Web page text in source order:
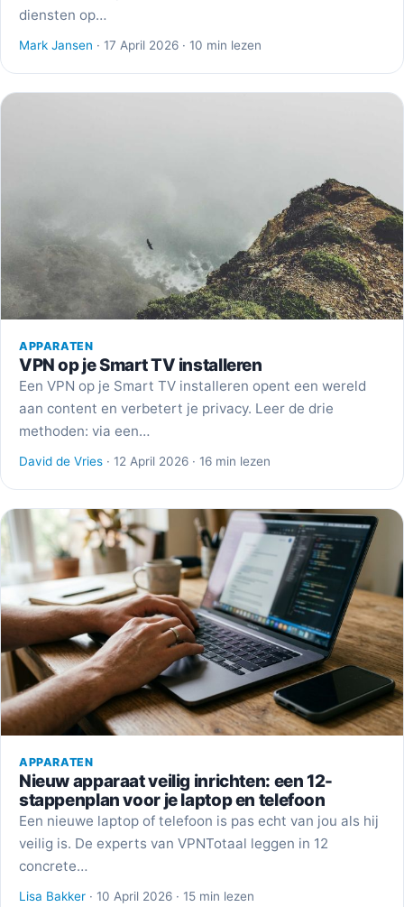
diensten op…
Mark Jansen · 17 April 2026 · 10 min lezen
APPARATEN
VPN op je Smart TV installeren
Een VPN op je Smart TV installeren opent een wereld
aan content en verbetert je privacy. Leer de drie
methoden: via een…
David de Vries · 12 April 2026 · 16 min lezen
APPARATEN
Nieuw apparaat veilig inrichten: een 12-
stappenplan voor je laptop en telefoon
Een nieuwe laptop of telefoon is pas echt van jou als hij
veilig is. De experts van VPNTotaal leggen in 12
concrete…
Lisa Bakker · 10 April 2026 · 15 min lezen